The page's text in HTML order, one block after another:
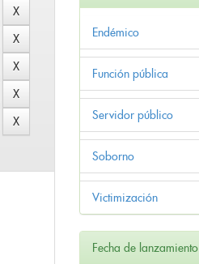
Endémico
Función pública
Servidor público
Soborno
Victimización
Fecha de lanzamiento